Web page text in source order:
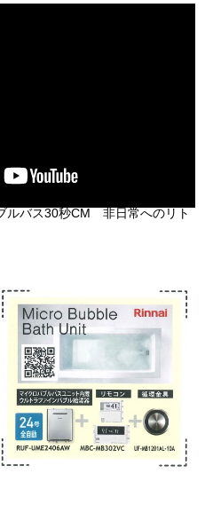
ルバス30秒CM 非日常へのリト